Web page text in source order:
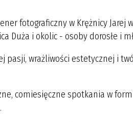
fotograficzny w Krężnicy Jarej
Duża i okolic - osoby dorosłe i
wrażliwości estetycznej i
comiesięczne spotkania w